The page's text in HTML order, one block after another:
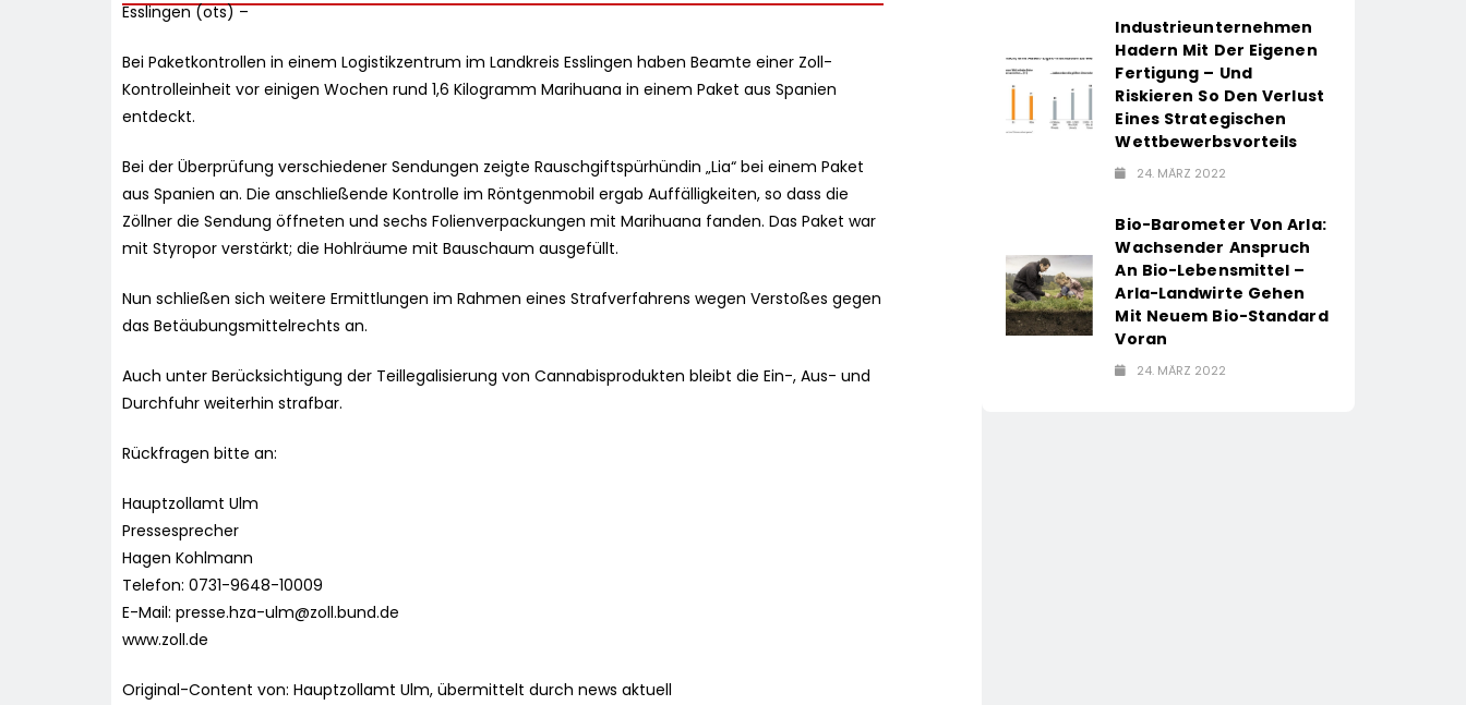
Esslingen (ots) –
Bei Paketkontrollen in einem Logistikzentrum im Landkreis Esslingen haben Beamte einer Zoll-
Kontrolleinheit vor einigen Wochen rund 1,6 Kilogramm Marihuana in einem Paket aus Spanien
entdeckt.
Bei der Überprüfung verschiedener Sendungen zeigte Rauschgiftspürhündin „Lia“ bei einem Paket
aus Spanien an. Die anschließende Kontrolle im Röntgenmobil ergab Auffälligkeiten, so dass die
Zöllner die Sendung öffneten und sechs Folienverpackungen mit Marihuana fanden. Das Paket war
mit Styropor verstärkt; die Hohlräume mit Bauschaum ausgefüllt.
Nun schließen sich weitere Ermittlungen im Rahmen eines Strafverfahrens wegen Verstoßes gegen
das Betäubungsmittelrechts an.
Auch unter Berücksichtigung der Teillegalisierung von Cannabisprodukten bleibt die Ein-, Aus- und
Durchfuhr weiterhin strafbar.
Rückfragen bitte an:
Hauptzollamt Ulm
Pressesprecher
Hagen Kohlmann
Telefon: 0731-9648-10009
E-Mail: presse.hza-ulm@zoll.bund.de
www.zoll.de
Original-Content von: Hauptzollamt Ulm, übermittelt durch news aktuell
Industrieunternehmen
Hadern Mit Der Eigenen
Fertigung – Und
Riskieren So Den Verlust
Eines Strategischen
Wettbewerbsvorteils
24. MÄRZ 2022
Bio-Barometer Von Arla:
Wachsender Anspruch
An Bio-Lebensmittel –
Arla-Landwirte Gehen
Mit Neuem Bio-Standard
Voran
24. MÄRZ 2022